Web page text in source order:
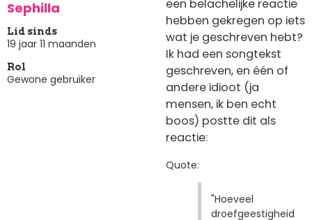
Sephilla
Lid sinds
19 jaar 11 maanden
Rol
Gewone gebruiker
een belachelijke reactie
hebben gekregen op iets
wat je geschreven hebt?
Ik had een songtekst
geschreven, en één of
andere idioot (ja
mensen, ik ben echt
boos) postte dit als
reactie:
Quote:
"Hoeveel
droefgeestigheid